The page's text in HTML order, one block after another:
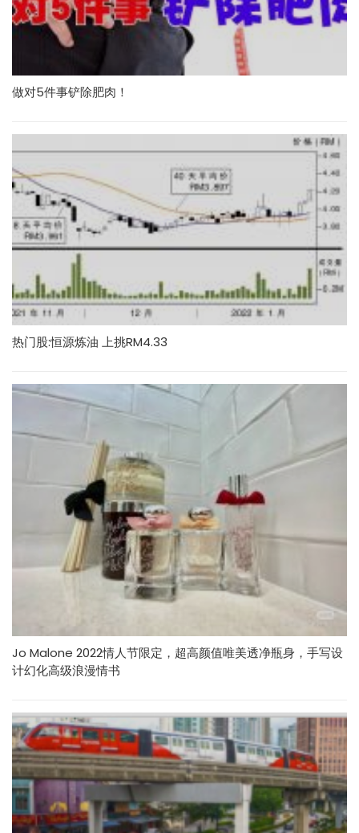
做对5件事铲除肥肉！
热门股:恒源炼油 上挑RM4.33
Jo Malone 2022情人节限定，超高颜值唯美透净瓶身，手写设
计幻化高级浪漫情书